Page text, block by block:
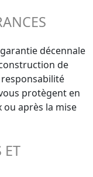
décennale
de
protègent en
ou après la mise
ET